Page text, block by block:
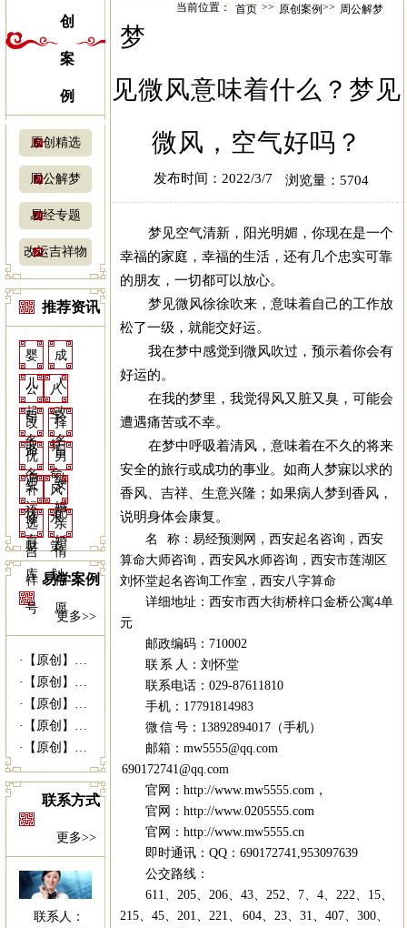
创
案
例
原创精选
周公解梦
易经专题
改运吉祥物
推荐资讯
婴
儿
起
名
成
人
改
名
公
司
取
名
八
字
算
命
改
命
调
运
择
日
结
婚
优
生
优
育
男
女
配
婚
补
修
财
库
风
水
策
划
选
吉
祥
号
亲
情
福
愿
易学案例
更多>>
·
【原创】姥爷病危 灵符救命------易...
·
【原创】没有上过大学的千万富商---|西...
·
【原创】我什么时候结婚---西安算命准|...
·
【原创】未行财运就想发财 30万贷款打水...
·
【原创】我向她求婚她会答应吗？---西安...
联系方式
更多>>
联系人：
当前位置： 首页 >> 原创案例>> 周公解梦
梦
见微风意味着什么？梦见
微风，空气好吗？
发布时间：2022/3/7 浏览量：5704
梦见空气清新，阳光明媚，你现在是一个
幸福的家庭，幸福的生活，还有几个忠实可靠
的朋友，一切都可以放心。
梦见微风徐徐吹来，意味着自己的工作放
松了一级，就能交好运。
我在梦中感觉到微风吹过，预示着你会有
好运的。
在我的梦里，我觉得风又脏又臭，可能会
遭遇痛苦或不幸。
在梦中呼吸着清风，意味着在不久的将来
安全的旅行或成功的事业。如商人梦寐以求的
香风、吉祥、生意兴隆；如果病人梦到香风，
说明身体会康复。
名 称： 易经预测网 ， 西安起名咨询 ， 西安
算命大师咨询 ， 西安风水师咨询 ， 西安市莲湖区
刘怀堂起名咨询工作室 ， 西安八字算命
详细地址：西安市西大街桥梓口金桥公寓4单
元
邮政编码：710002
联 系 人：刘怀堂
联系电话：029-87611810
手机：17791814983
微 信 号：13892894017（手机）
邮箱：mw5555@qq.com
690172741@qq.com
官网：http://www.mw5555.com，
官网：http://www.0205555.com
官网：http://www.mw5555.cn
即时通讯：QQ：690172741,953097639
公交路线：
611、205、206、43、252、7、4、222、15、
215、45、201、221、 604、23、31、407、300、